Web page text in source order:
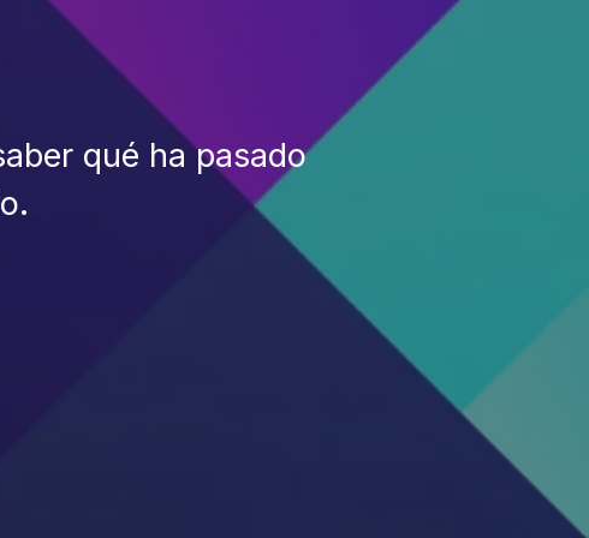
qué ha pasado